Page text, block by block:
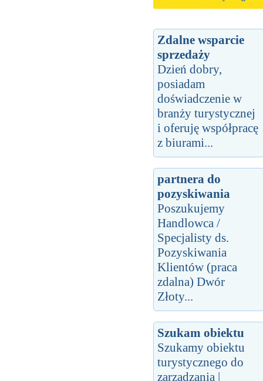
Zdalne wsparcie
sprzedaży
Dzień dobry,
posiadam
doświadczenie w
branży turystycznej
i oferuję współpracę
z biurami...
partnera do
pozyskiwania
Poszukujemy
Handlowca /
Specjalisty ds.
Pozyskiwania
Klientów (praca
zdalna) Dwór
Złoty...
Szukam obiektu
Szukamy obiektu
turystycznego do
zarządzania |